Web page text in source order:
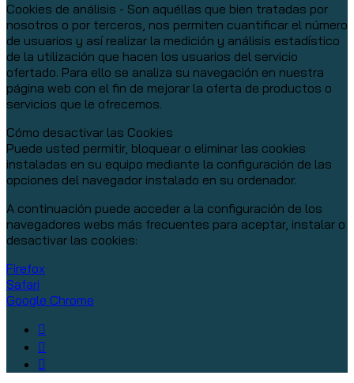
Cookies de análisis - Son aquéllas que bien tratadas por
nosotros o por terceros, nos permiten cuantificar el número
de usuarios y así realizar la medición y análisis estadístico
de la utilización que hacen los usuarios del servicio
ofertado. Para ello se analiza su navegación en nuestra
página web con el fin de mejorar la oferta de productos o
servicios que le ofrecemos.
Cómo desactivar las Cookies
Puede usted permitir, bloquear o eliminar las cookies
instaladas en su equipo mediante la configuración de las
opciones del navegador instalado en su ordenador.
A continuación puede acceder a la configuración de los
navegadores webs más frecuentes para aceptar, instalar o
desactivar las cookies:
Firefox
Safari
Google Chrome